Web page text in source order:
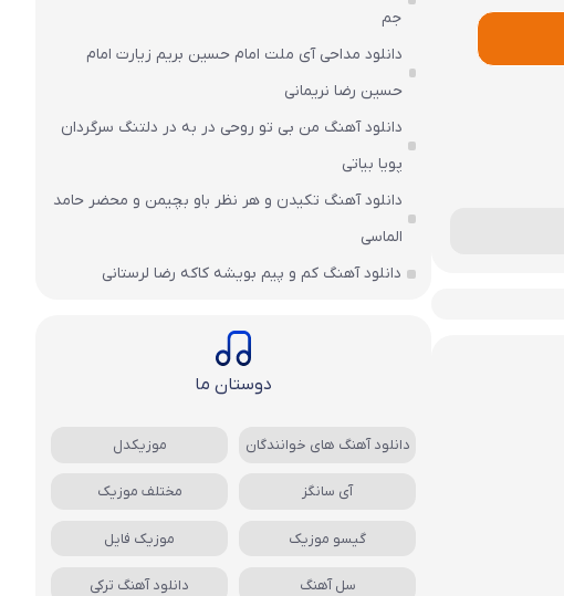
جم
دانلود مداحی آی ملت امام حسین بریم زیارت امام
حسین رضا نریمانی
دانلود آهنگ من بی تو روحی در به در دلتنگ سرگردان
پویا بیاتی
دانلود آهنگ تکیدن و هر نظر باو بچیمن و محضر حامد
الماسی
دانلود آهنگ کم و پیم بویشه کاکه رضا لرستانی
دوستان ما
دانلود آهنگ های خوانندگان موزیکدل
آی سانگز مختلف موزیک
گیسو موزیک موزیک فایل
سل آهنگ دانلود آهنگ ترکی